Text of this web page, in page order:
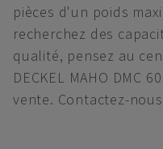
pièces d'un poids
recherchez des
qualité, pensez au
DECKEL MAHO DMC
vente. Contactez-